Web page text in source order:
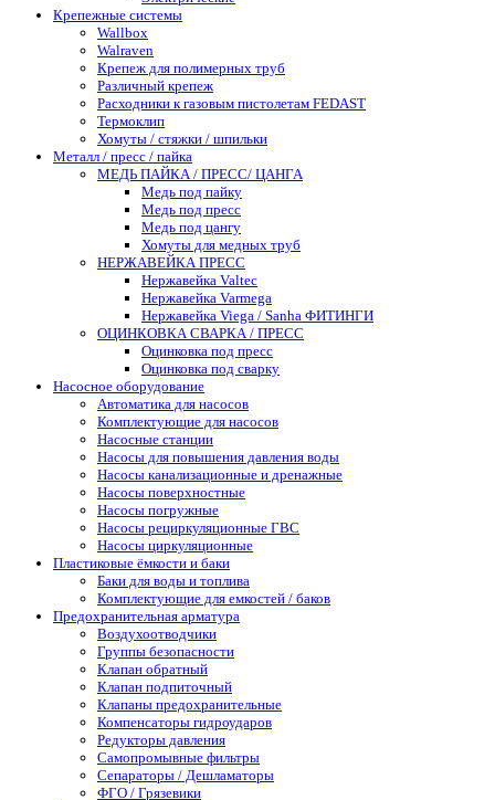
Крепежные системы
Wallbox
Walraven
Крепеж для полимерных труб
Различный крепеж
Расходники к газовым пистолетам FEDAST
Термоклип
Хомуты / стяжки / шпильки
Металл / пресс / пайка
МЕДЬ ПАЙКА / ПРЕСС/ ЦАНГА
Медь под пайку
Медь под пресс
Медь под цангу
Хомуты для медных труб
НЕРЖАВЕЙКА ПРЕСС
Нержавейка Valtec
Нержавейка Varmega
Нержавейка Viega / Sanha ФИТИНГИ
ОЦИНКОВКА СВАРКА / ПРЕСС
Оцинковка под пресс
Оцинковка под сварку
Насосное оборудование
Автоматика для насосов
Комплектующие для насосов
Насосные станции
Насосы для повышения давления воды
Насосы канализационные и дренажные
Насосы поверхностные
Насосы погружные
Насосы рециркуляционные ГВС
Насосы циркуляционные
Пластиковые ёмкости и баки
Баки для воды и топлива
Комплектующие для емкостей / баков
Предохранительная арматура
Воздухоотводчики
Группы безопасности
Клапан обратный
Клапан подпиточный
Клапаны предохранительные
Компенсаторы гидроударов
Редукторы давления
Самопромывные фильтры
Сепараторы / Дешламаторы
ФГО / Грязевики